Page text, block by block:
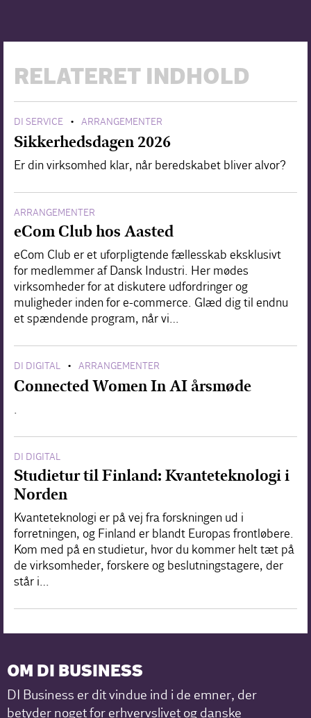
RELATERET INDHOLD
DI SERVICE • ARRANGEMENTER
Sikkerhedsdagen 2026
Er din virksomhed klar, når beredskabet bliver alvor?
ARRANGEMENTER
eCom Club hos Aasted
eCom Club er et uforpligtende fællesskab eksklusivt
for medlemmer af Dansk Industri. Her mødes
virksomheder for at diskutere udfordringer og
muligheder inden for e-commerce. Glæd dig til endnu
et spændende program, når vi…
DI DIGITAL • ARRANGEMENTER
Connected Women In AI årsmøde
.
DI DIGITAL
Studietur til Finland: Kvanteteknologi i
Norden
Kvanteteknologi er på vej fra forskningen ud i
forretningen, og Finland er blandt Europas frontløbere.
Kom med på en studietur, hvor du kommer helt tæt på
de virksomheder, forskere og beslutningstagere, der
står i…
OM DI BUSINESS
DI Business er dit vindue ind i de emner, der
betyder noget for erhvervslivet og danske